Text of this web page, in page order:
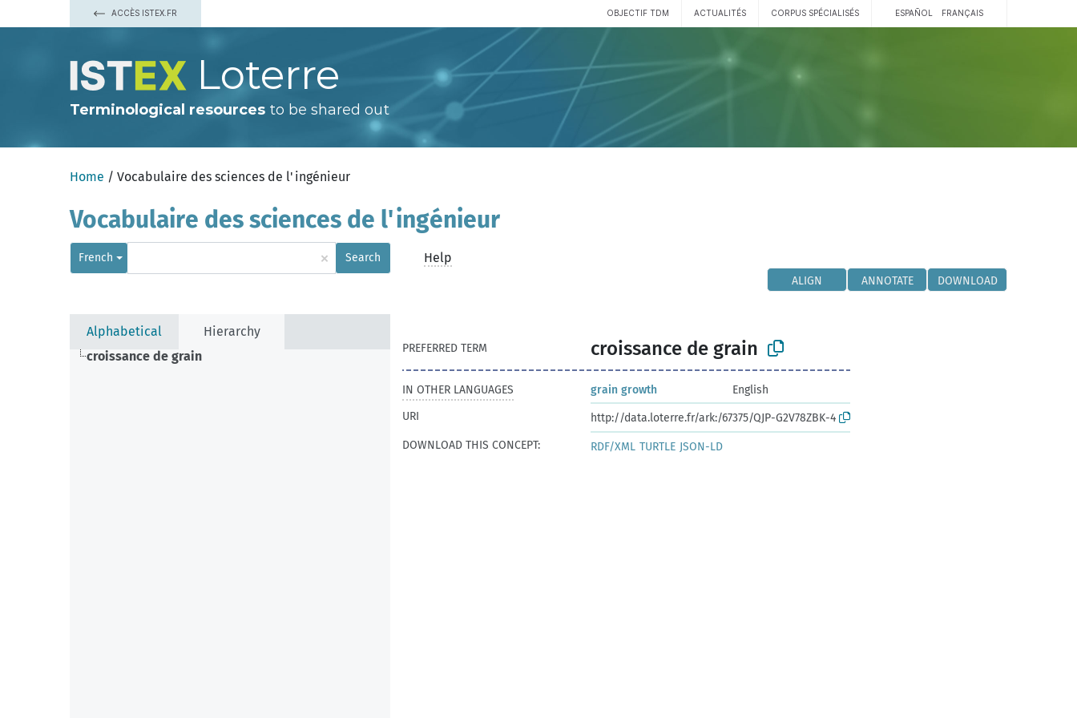
ACCÈS ISTEX.FR OBJECTIF TDM ACTUALITÉS CORPUS SPÉCIALISÉS ESPAÑOL FRANÇAIS
Loterre
Terminological resources to be shared out
Home / Vocabulaire des sciences de l'ingénieur
Vocabulaire des sciences de l'ingénieur
French × Search Help
ALIGN ANNOTATE DOWNLOAD
Alphabetical
Hierarchy
croissance de grain
PREFERRED TERM croissance de grain
IN OTHER LANGUAGES grain growth
English
URI
http://data.loterre.fr/ark:/67375/QJP-G2V78ZBK-4
DOWNLOAD THIS CONCEPT:
RDF/XML TURTLE JSON-LD